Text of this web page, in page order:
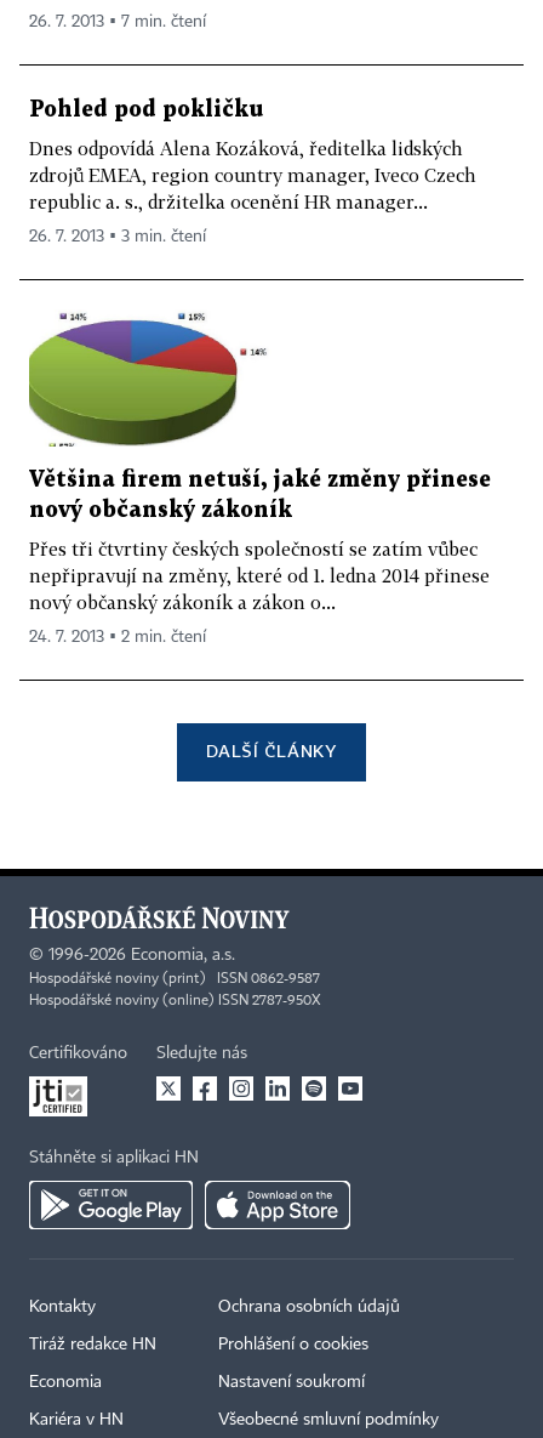
26. 7. 2013 ▪ 7 min. čtení
Pohled pod pokličku
Dnes odpovídá Alena Kozáková, ředitelka lidských
zdrojů EMEA, region country manager, Iveco Czech
republic a. s., držitelka ocenění HR manager...
26. 7. 2013 ▪ 3 min. čtení
Většina firem netuší, jaké změny přinese
nový občanský zákoník
Přes tři čtvrtiny českých společností se zatím vůbec
nepřipravují na změny, které od 1. ledna 2014 přinese
nový občanský zákoník a zákon o...
24. 7. 2013 ▪ 2 min. čtení
DALŠÍ ČLÁNKY
© 1996-2026 Economia, a.s.
Hospodářské noviny (print) ISSN 0862-9587
Hospodářské noviny (online) ISSN 2787-950X
Certifikováno Sledujte nás
Stáhněte si aplikaci HN
Kontakty
Tiráž redakce HN
Economia
Kariéra v HN
Ochrana osobních údajů
Prohlášení o cookies
Nastavení soukromí
Všeobecné smluvní podmínky